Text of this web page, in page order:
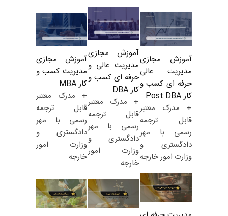
آموزش مجازی
مدیریت عالی
حرفه ای کسب و
کار Post DBA
+ مدرک معتبر
قابل ترجمه
رسمی با مهر
دادگستری و
وزارت امور خارجه
آموزش مجازی
مدیریت عالی و
حرفه ای کسب و
کار DBA
+ مدرک معتبر
قابل ترجمه
رسمی با مهر
دادگستری و
وزارت امور
خارجه
آموزش مجازی
مدیریت کسب و
کار MBA
+ مدرک معتبر
قابل ترجمه
رسمی با مهر
دادگستری و
وزارت امور
خارجه